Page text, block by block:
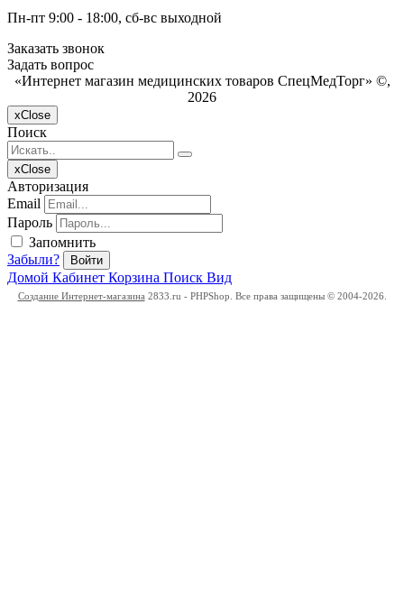
Пн-пт 9:00 - 18:00, сб-вс выходной
Заказать звонок
Задать вопрос
«Интернет магазин медицинских товаров СпецМедТорг» ©,
2026
xClose
Поиск
xClose
Авторизация
Email
Пароль
Запомнить
Забыли?
Войти
Домой Кабинет Корзина Поиск Вид
Создание Интернет-магазина 2833.ru - PHPShop. Все права защищены © 2004-2026.